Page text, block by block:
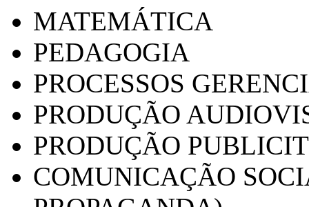
MATEMÁTICA
PEDAGOGIA
PROCESSOS
PRODUÇÃO
PRODUÇÃO
COMUNICAÇÃO